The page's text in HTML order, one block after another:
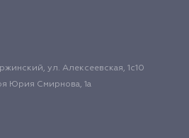
ул. Алексеевская, 1с10
Юрия Смирнова, 1а